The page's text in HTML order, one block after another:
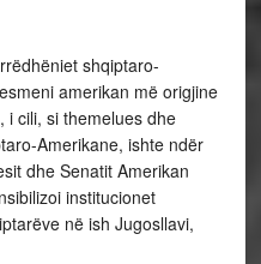
shqiptaro-
amerikan më origjine
i cili, si themelues dhe
Amerikane, ishte ndër
dhe Senatit Amerikan
institucionet
në ish Jugosllavi,